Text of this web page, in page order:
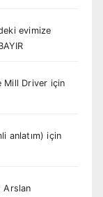
evimize
Mill Driver için
anlatım) için
Arslan